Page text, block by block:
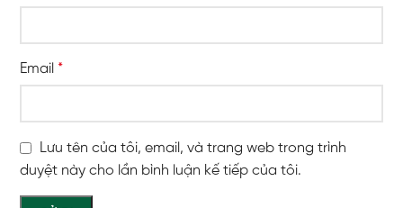
Email *
Lưu tên của tôi, email, và trang web trong trình
duyệt này cho lần bình luận kế tiếp của tôi.